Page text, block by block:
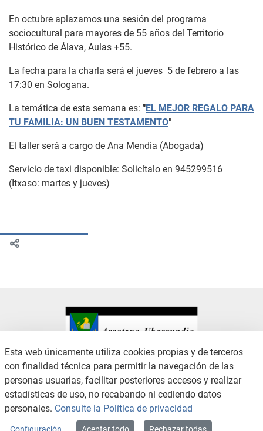
En octubre aplazamos una sesión del programa
sociocultural para mayores de 55 años del Territorio
Histórico de Álava, Aulas +55.
La fecha para la charla será el jueves 5 de febrero a las
17:30 en Sologana.
La temática de esta semana es: "EL MEJOR REGALO PARA
TU FAMILIA: UN BUEN TESTAMENTO"
El taller será a cargo de Ana Mendia (Abogada)
Servicio de taxi disponible: Solicítalo en 945299516
(Itxaso: martes y jueves)
CONTACTO
AVISO LEGAL
CANAL DE DENUNCIAS
POLÍTICA DE PRIVACIDAD
POLÍTICA DE COOKIES
ACCESIBILIDAD
Esta web únicamente utiliza cookies propias y de terceros
con finalidad técnica para permitir la navegación de las
personas usuarias, facilitar posteriores accesos y realizar
estadísticas de uso, no recabando ni cediendo datos
personales. Consulte la Política de privacidad